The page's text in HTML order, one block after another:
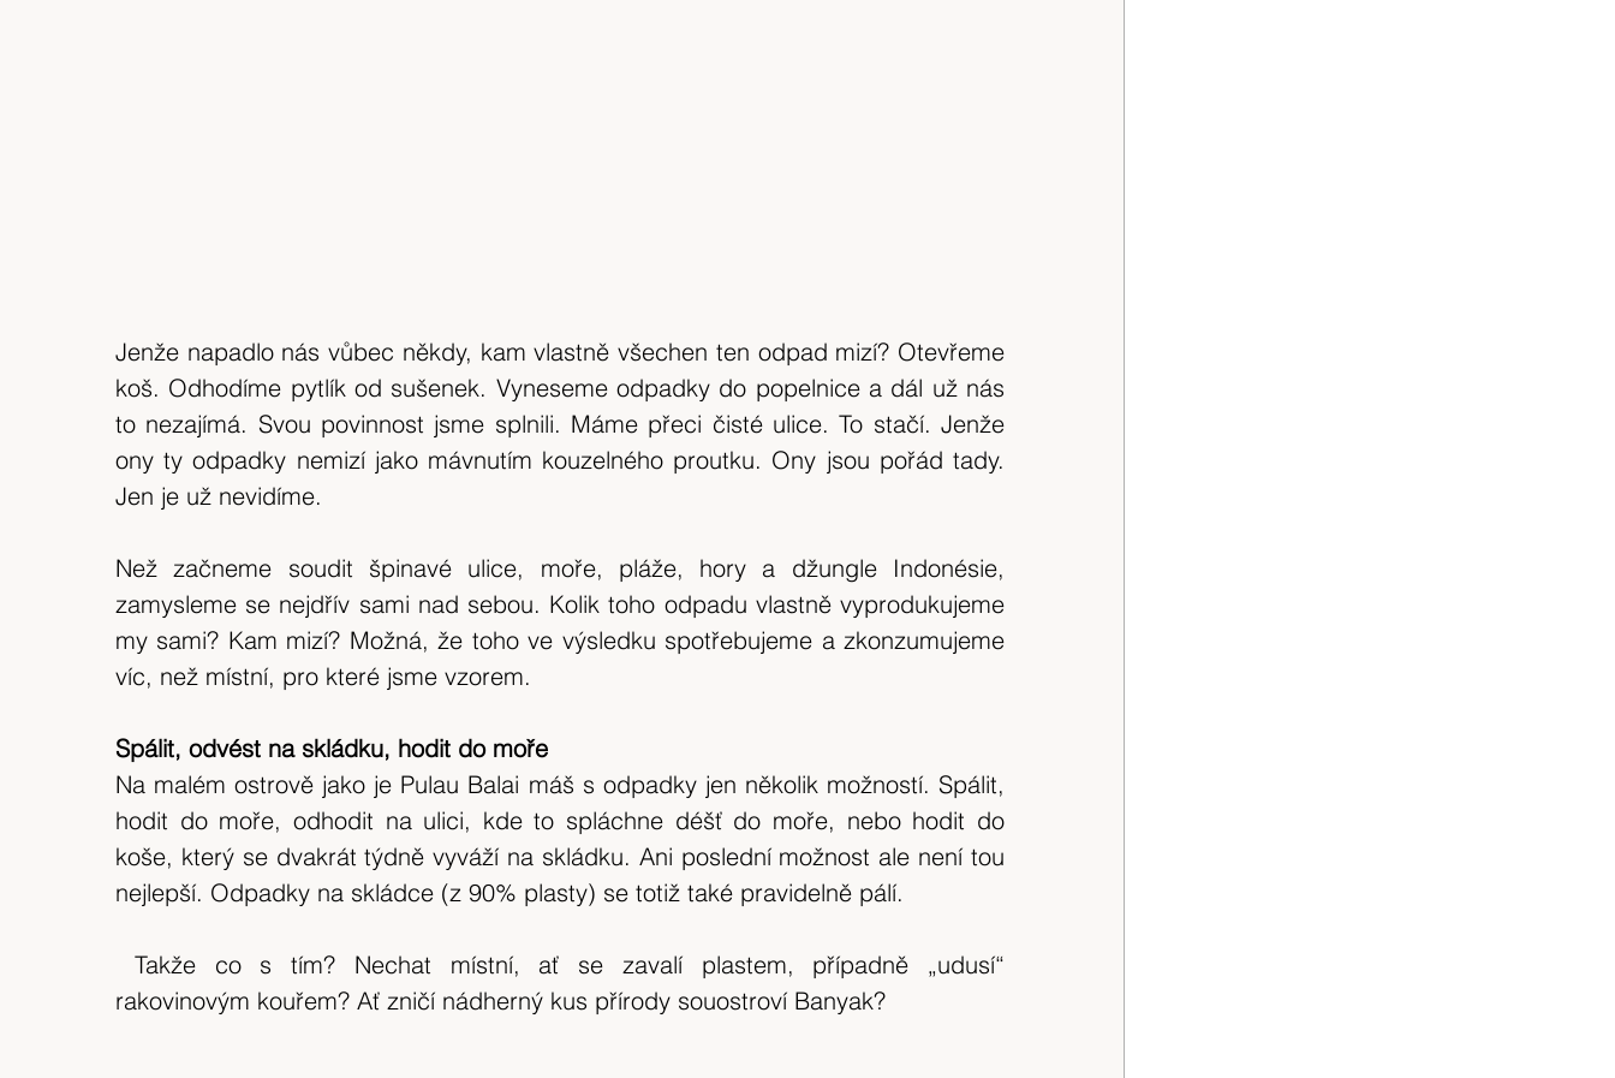
Jenže napadlo nás vůbec někdy, kam vlastně všechen ten odpad mizí? Otevřeme
koš. Odhodíme pytlík od sušenek. Vyneseme odpadky do popelnice a dál už nás
to nezajímá. Svou povinnost jsme splnili. Máme přeci čisté ulice. To stačí. Jenže
ony ty odpadky nemizí jako mávnutím kouzelného proutku. Ony jsou pořád tady.
Jen je už nevidíme.
Než začneme soudit špinavé ulice, moře, pláže, hory a džungle Indonésie,
zamysleme se nejdřív sami nad sebou. Kolik toho odpadu vlastně vyprodukujeme
my sami? Kam mizí? Možná, že toho ve výsledku spotřebujeme a zkonzumujeme
víc, než místní, pro které jsme vzorem.
Spálit, odvést na skládku, hodit do moře
Na malém ostrově jako je Pulau Balai máš s odpadky jen několik možností. Spálit,
hodit do moře, odhodit na ulici, kde to spláchne déšť do moře, nebo hodit do
koše, který se dvakrát týdně vyváží na skládku. Ani poslední možnost ale není tou
nejlepší. Odpadky na skládce (z 90% plasty) se totiž také pravidelně pálí.
rakovinovým kouřem? Ať zničí nádherný kus přírody souostroví Banyak?